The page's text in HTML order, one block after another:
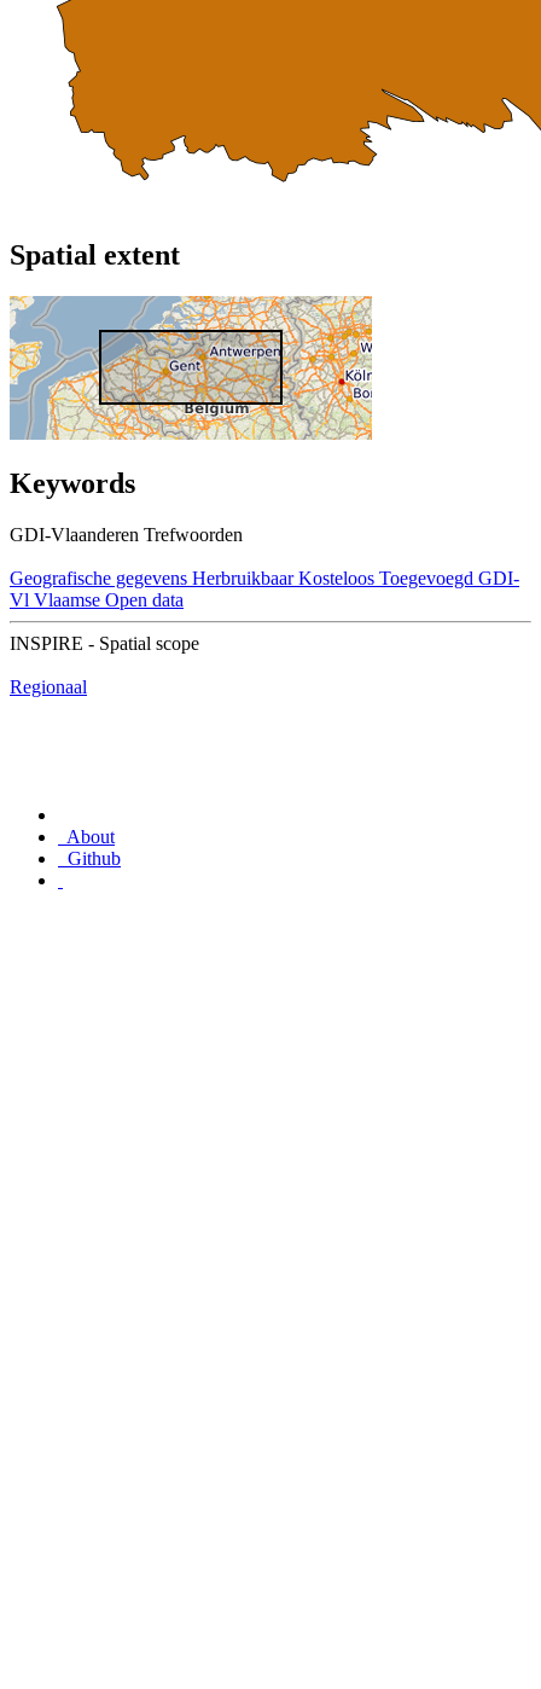
Spatial extent
Keywords
GDI-Vlaanderen Trefwoorden
Geografische gegevens Herbruikbaar Kosteloos Toegevoegd GDI-
Vl Vlaamse Open data
INSPIRE - Spatial scope
Regionaal
About
Github